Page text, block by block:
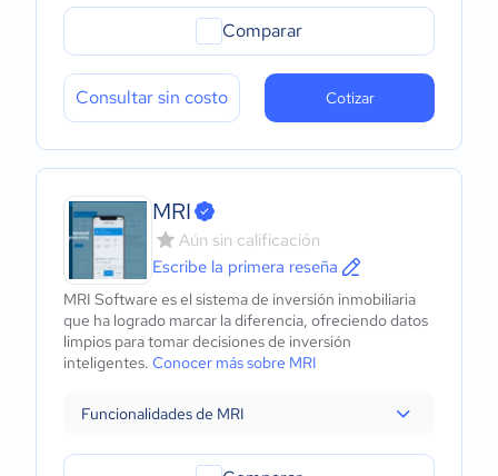
Comparar
Consultar sin costo Cotizar
MRI
Aún sin calificación
Escribe la primera reseña
MRI Software es el sistema de inversión inmobiliaria
que ha logrado marcar la diferencia, ofreciendo datos
limpios para tomar decisiones de inversión
inteligentes. Conocer más sobre MRI
Funcionalidades de MRI